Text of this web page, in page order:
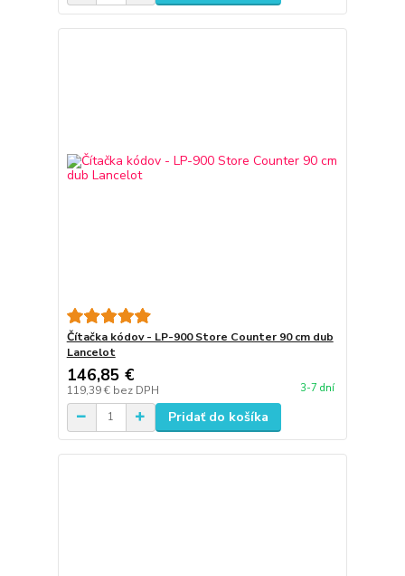
Čítačka kódov - LP-900 Store Counter 90 cm dub
Lancelot
146,85 €
119,39 € bez DPH 3-7 dní
Pridať do košíka